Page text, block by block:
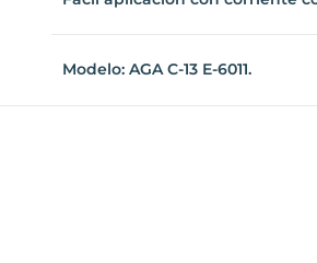
Modelo: AGA C-13 E-6011.